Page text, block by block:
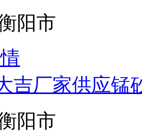
阳市
吉厂家供应锰
阳市